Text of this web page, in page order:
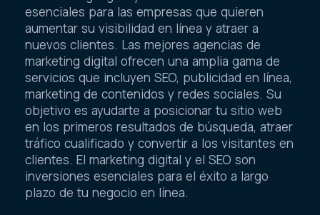
esenciales para las empresas que quieren
aumentar su visibilidad en línea y atraer a
nuevos clientes. Las mejores agencias de
marketing digital ofrecen una amplia gama de
servicios que incluyen SEO, publicidad en línea,
marketing de contenidos y redes sociales. Su
objetivo es ayudarte a posicionar tu sitio web
en los primeros resultados de búsqueda, atraer
tráfico cualificado y convertir a los visitantes en
clientes. El marketing digital y el SEO son
inversiones esenciales para el éxito a largo
plazo de tu negocio en línea.